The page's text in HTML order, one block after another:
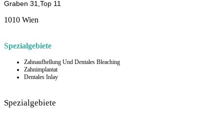
Graben 31,Top 11
1010 Wien
Spezialgebiete
Zahnaufhellung Und Dentales Bleaching
Zahnimplantat
Dentales Inlay
Spezialgebiete